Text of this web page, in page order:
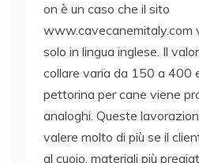
on è un caso che il sito
www.cavecanemitaly.com
solo in lingua inglese. Il
collare varia da 150 a 400
pettorina per cane viene
analoghi. Queste
valere molto di più se il
al cuoio, materiali più